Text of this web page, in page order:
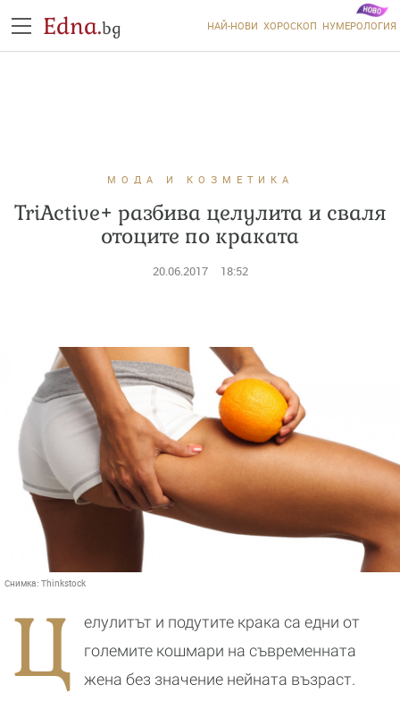
Edna.bg НАЙ-НОВИ ХОРОСКОП НУМЕРОЛОГИЯ
МОДА И КОЗМЕТИКА
TriActive+ разбива целулита и сваля
отоците по краката
20.06.2017 18:52
Снимка: Thinkstock
Ц
елулитът и подутите крака са едни от
големите кошмари на съвременната
жена без значение нейната възраст.